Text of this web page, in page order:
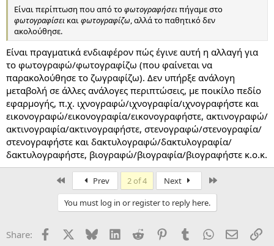
Είναι περίπτωση που από τοφωτογραφήσειπήγαμε στο
φωτογραφίσει καιφωτογραφίζω, αλλά το παθητικό δεν
ακολούθησε.
Είναι πραγματικά ενδιαφέρον πώς έγινε αυτή η αλλαγή για
το φωτογραφώ/φωτογραφίζω (που φαίνεται να
παρακολούθησε το ζωγραφίζω). Δεν υπήρξε ανάλογη
μεταβολή σε άλλες ανάλογες περιπτώσεις, με ποικίλο πεδίο
εφαρμογής, π.χ. ιχνογραφώ/ιχνογραφία/ιχνογραφήστε και
εικονογραφώ/εικονογραφία/εικονογραφήστε, ακτινογραφώ/
ακτινογραφία/ακτινογραφήστε, στενογραφώ/στενογραφία/
στενογραφήστε και δακτυλογραφώ/δακτυλογραφία/
δακτυλογραφήστε, βιογραφώ/βιογραφία/βιογραφήστε κ.ο.κ.
Prev 2 of 4 Next
You must log in or register to reply here.
Share: Facebook Bluesky LinkedInReddit PinterestTumblrWhatsApp
Email